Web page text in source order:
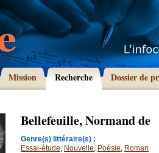
Mission Recherche Dossier de
Bellefeuille, Normand de
Genre(s) littéraire(s) :
Essai-étude, Nouvelle, Poésie, Roman